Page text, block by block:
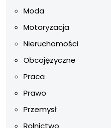
Moda
Motoryzacja
Nieruchomości
Obcojęzyczne
Praca
Prawo
Przemysł
Rolnictwo